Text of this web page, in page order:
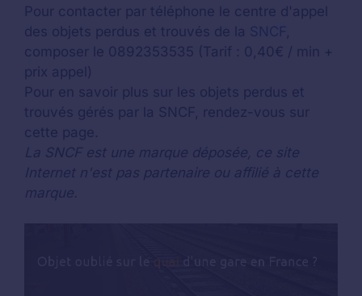
Pour contacter par téléphone le centre d'appel
des objets perdus et trouvés de la SNCF
composer le 0892353535 (Tarif : 0,40€ / min +
prix appel)
Pour en savoir plus sur les objets perdus et
trouvés gérés par la SNCF, rendez-vous sur
cette page.
La SNCF est une marque déposée, ce site
Internet n'est pas partenaire ou affilié à cette
marque.